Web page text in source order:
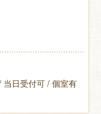
日受付可 / 個室有